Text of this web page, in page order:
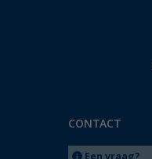
CONTACT
Een vraag?